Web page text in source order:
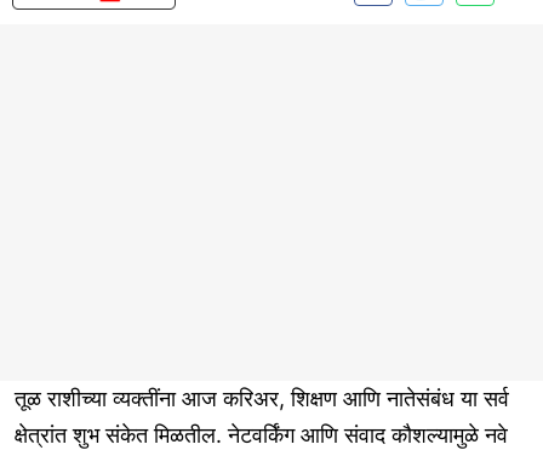
तूळ राशीच्या व्यक्तींना आज करिअर, शिक्षण आणि नातेसंबंध या सर्व
क्षेत्रांत शुभ संकेत मिळतील. नेटवर्किंग आणि संवाद कौशल्यामुळे नवे